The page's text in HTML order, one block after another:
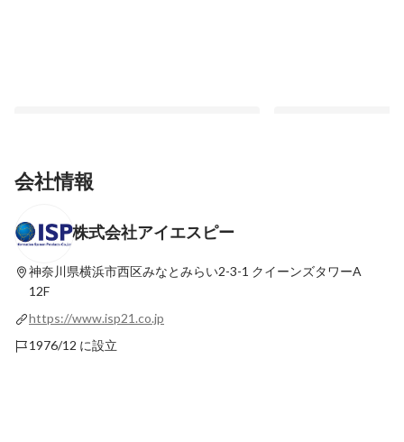
新サービス開発@みなとみらい
指して@みなとみらい
最新順で表示
会社情報
株式会社アイエスピー
神奈川県横浜市西区みなとみらい2-3-1 クイーンズタワーA
12F
https://www.isp21.co.jp
1976/12 に設立